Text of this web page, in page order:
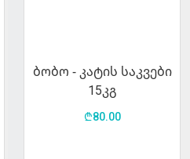
ბობო - კატის საკვები
15კგ
₾80.00